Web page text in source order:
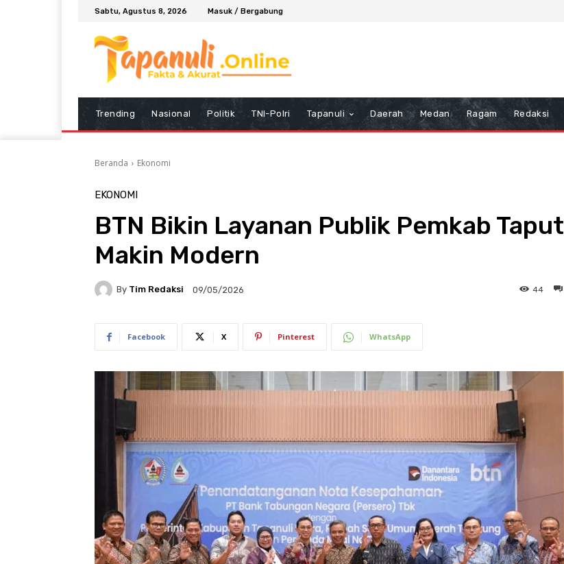
Sabtu, Agustus 8, 2026 Masuk / Bergabung
Trending Nasional Politik TNI-Polri Tapanuli Daerah Medan Ragam Redaksi
Beranda Ekonomi
EKONOMI
BTN Bikin Layanan Publik Pemkab Taput
Makin Modern
By Tim Redaksi 09/05/2026 44
Facebook X Pinterest WhatsApp